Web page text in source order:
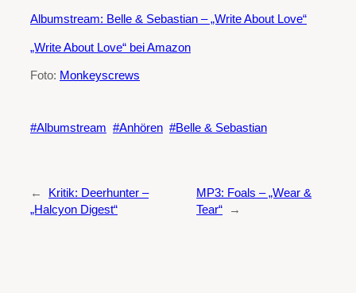
Albumstream: Belle & Sebastian – „Write About Love“
„Write About Love“ bei Amazon
Foto: Monkeyscrews
Albumstream Anhören Belle & Sebastian
←
Kritik: Deerhunter –
„Halcyon Digest“
MP3: Foals – „Wear &
Tear“
→